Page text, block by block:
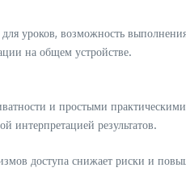
уроков, возможность
на общем устройстве.
и простыми
интерпретацией результатов.
доступа снижает риски и